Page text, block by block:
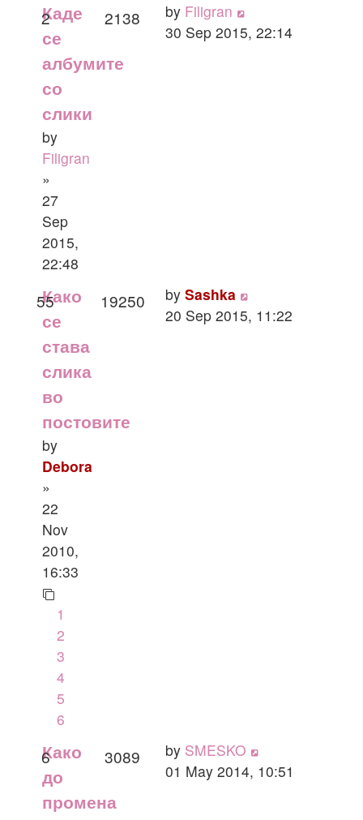
Кaде
се
aлбумите
сo
слики
by
Filigran
»
27
Sep
2015,
22:48
2 2138 by Filigran
30 Sep 2015, 22:14
Како
се
става
слика
во
постовите
by
Debora
»
22
Nov
2010,
16:33
1
2
3
4
5
6
55 19250 by Sashka
20 Sep 2015, 11:22
Како
до
промена
6 3089 by SMESKO
01 May 2014, 10:51